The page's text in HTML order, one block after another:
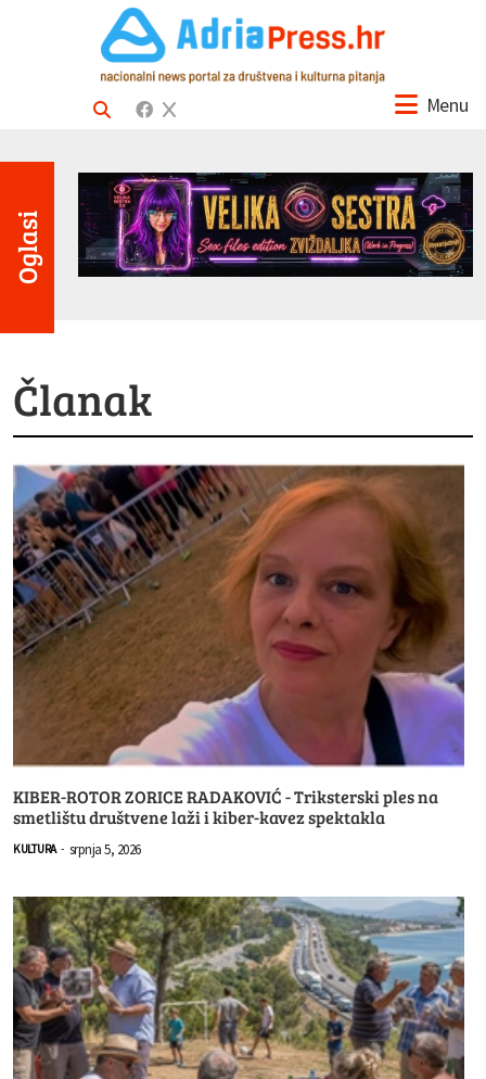
Menu
Oglasi
Članak
KIBER-ROTOR ZORICE RADAKOVIĆ - Triksterski ples na
smetlištu društvene laži i kiber-kavez spektakla
KULTURA - srpnja 5, 2026